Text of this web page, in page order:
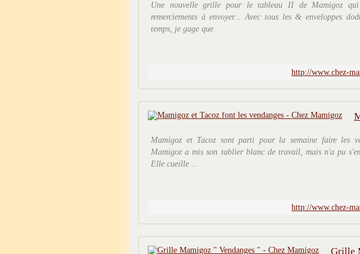
Une nouvelle grille pour le tableau II de Mamigoz
remerciements à envoyer... Avec tous les & enveloppes
temps, je gage que
http://www.chez-
Mamigoz et Tacoz sont parti pour la semaine faire les
Mamigoz a mis son tablier blanc de travail, mais n'a pu
Elle cueille ...
http://www.chez-